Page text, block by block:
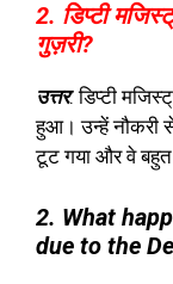
2. डिप्टी
गुज़री?
उत्तर: डिप्टी
हुआ। उन्हें नौकरी
टूट गया और वे बहुत
2. What
due to the